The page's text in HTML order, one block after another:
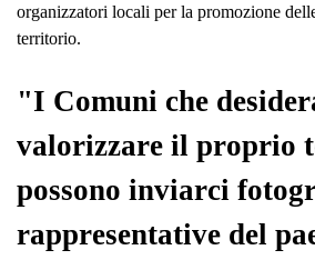
organizzatori locali per la promozione
territorio.
"I Comuni che
valorizzare il proprio
possono inviarci
rappresentative del